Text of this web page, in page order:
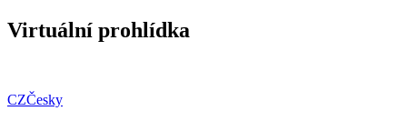
Virtuální prohlídka
CZČesky